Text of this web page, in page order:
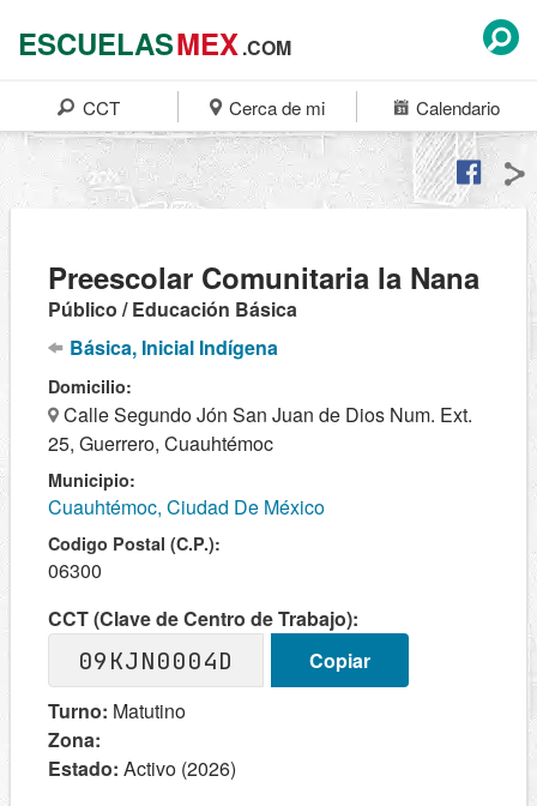
ESCUELASMEX.COM
CCT Cerca de mi Calendario
Preescolar Comunitaria la Nana
Público / Educación Básica
Básica, Inicial Indígena
Domicilio:
Calle Segundo Jón San Juan de Dios Num. Ext.
25, Guerrero, Cuauhtémoc
Municipio:
Cuauhtémoc, Ciudad De México
Codigo Postal (C.P.):
06300
CCT (Clave de Centro de Trabajo):
09KJN0004D
Copiar
Turno: Matutino
Zona:
Estado: Activo (2026)